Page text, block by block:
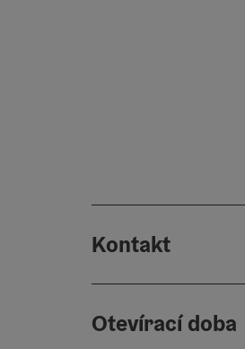
Kontakt
Otevírací doba